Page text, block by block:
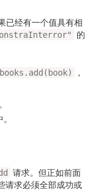
已经有一个值具有相
的
books.add(book)
，
请求。但正如前面
请求必须全部成功或